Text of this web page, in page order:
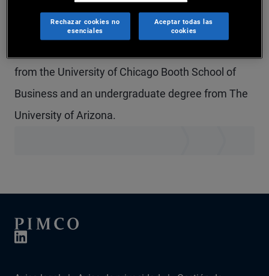
management team in Asia ex Japan. He has 15
from the University of Chicago Booth School of
Business and an undergraduate degree from The
University of Arizona.
Rechazar cookies no
esenciales
Aceptar todas las
cookies